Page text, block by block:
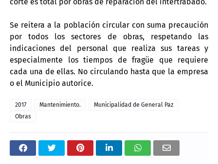
Se reitera a la población circular con suma precaución
por todos los sectores de obras, respetando las
indicaciones del personal que realiza sus tareas y
especialmente los tiempos de fragüe que requiere
cada una de ellas. No circulando hasta que la empresa
o el Municipio autorice.
2017 Mantenimiento.
Municipalidad de General Paz
Obras